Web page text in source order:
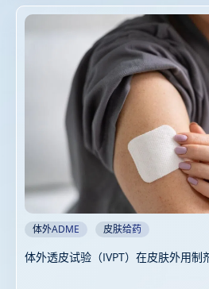
体外ADME 皮肤给药
体外透皮试验（IVPT）在皮肤外用制